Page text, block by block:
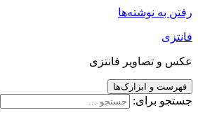
رفتن به نوشته‌ها
فانتزی
عکس و تصاویر فانتزی
فهرست و ابزارک‌ها
جستجو برای: